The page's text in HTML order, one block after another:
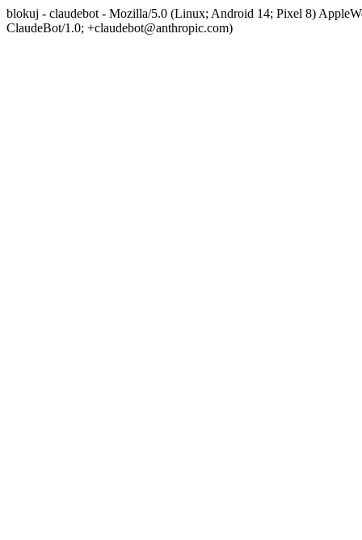
blokuj - claudebot - Mozilla/5.0 (Linux; Android 14; Pixel 8)
ClaudeBot/1.0; +claudebot@anthropic.com)